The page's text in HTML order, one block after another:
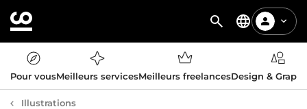
Pour vousMeilleurs servicesMeilleurs freelancesDesign &
Illustrations